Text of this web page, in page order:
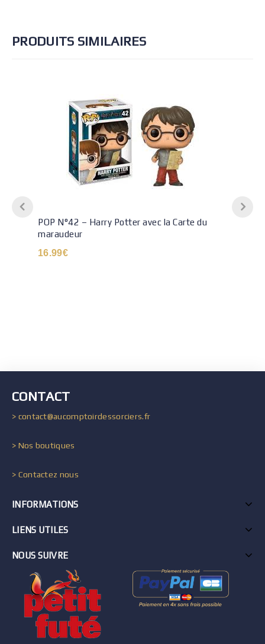
PRODUITS SIMILAIRES
POP N°42 – Harry Potter avec la Carte du
maraudeur
16.99€
CONTACT
> contact@aucomptoirdessorciers.fr
> Nos boutiques
> Contactez nous
INFORMATIONS
LIENS UTILES
NOUS SUIVRE